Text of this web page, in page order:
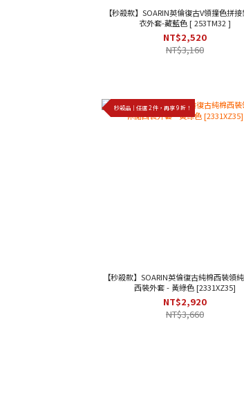
【秒殺款】SOARIN英倫復古V領撞色拼
衣外套-藏藍色 [ 253TM32 ]
NT$2,520
NT$3,160
秒殺品｜任選 2 件，再享 9 折！
【秒殺款】SOARIN英倫復古純棉西裝領
西裝外套 - 黃綠色 [2331XZ35]
NT$2,920
NT$3,660